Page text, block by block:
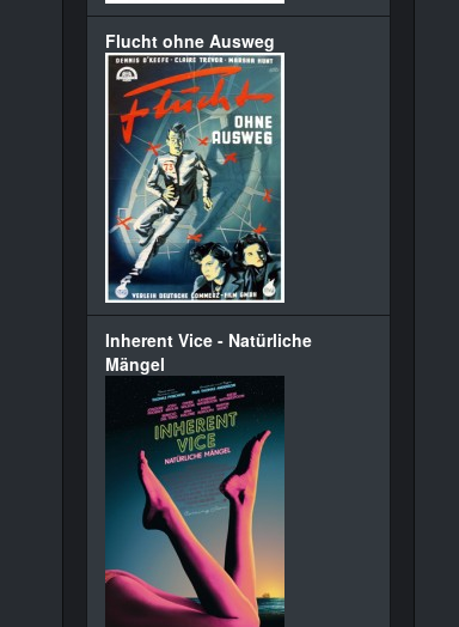
Flucht ohne Ausweg
Inherent Vice - Natürliche
Mängel